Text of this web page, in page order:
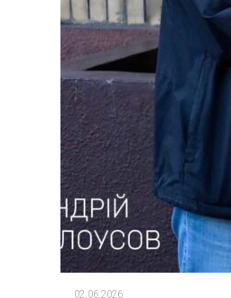
02.06.2026